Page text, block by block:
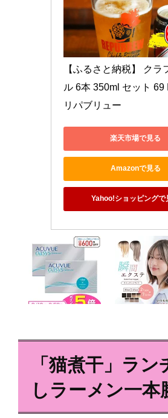
【ふるさと納税】 クラ
ル 6本 350ml セット 69
リパブリュー
楽天市場で見る
Amazonで見る
Yahoo!ショッピングで
「猫煮干」 ラン
しラーメン一本